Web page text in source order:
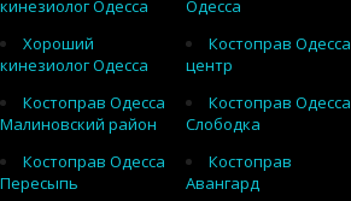
кинезиолог Одесса Одесса
Хороший
кинезиолог Одесса
Костоправ Одесса
центр
Костоправ Одесса
Малиновский район
Костоправ Одесса
Слободка
Костоправ Одесса
Пересыпь
Костоправ
Авангард